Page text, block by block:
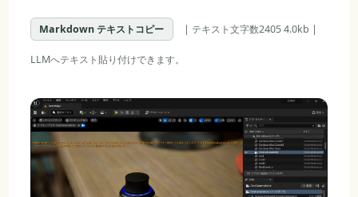
Markdown テキストコピー | テキスト文字数2405 4.0kb |
LLMへテキスト貼り付けできます。